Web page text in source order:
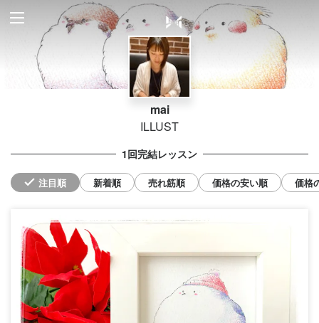
mai
ILLUST
1回完結レッスン
注目順 新着順 売れ筋順 価格の安い順 価格